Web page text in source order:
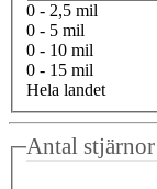
0 - 2,5 mil
0 - 5 mil
0 - 10 mil
0 - 15 mil
Hela landet
Antal stjärnor